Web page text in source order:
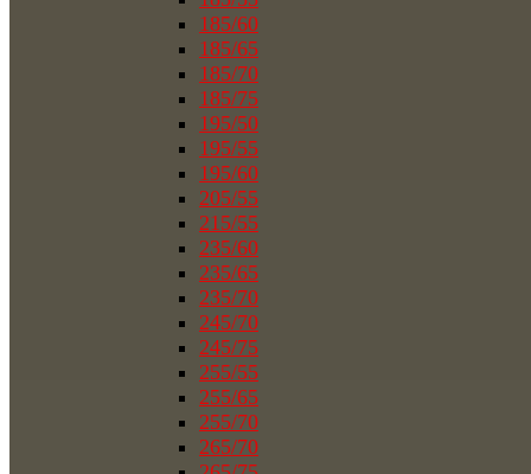
185/60
185/65
185/70
185/75
195/50
195/55
195/60
205/55
215/55
235/60
235/65
235/70
245/70
245/75
255/55
255/65
255/70
265/70